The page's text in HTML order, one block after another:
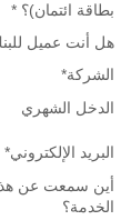
بطاقة ائتمان)؟ *
هل أنت عميل
الشركة*
الدخل الشهري
البريد الإلكتروني*
أين سمعت عن هذا
الخدمة؟